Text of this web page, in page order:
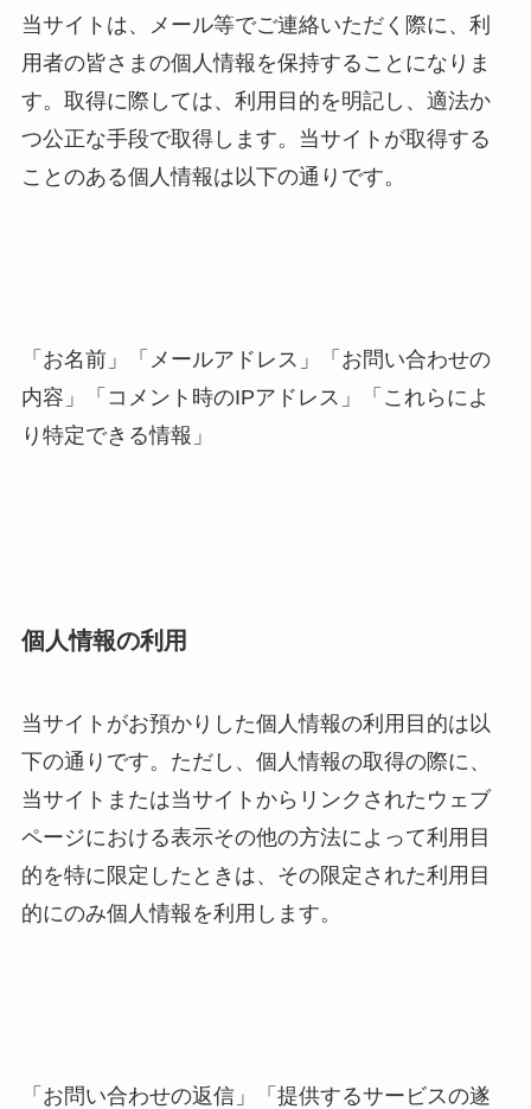
当サイトは、メール等でご連絡いただく際に、利
用者の皆さまの個人情報を保持することになりま
す。取得に際しては、利用目的を明記し、適法か
つ公正な手段で取得します。当サイトが取得する
ことのある個人情報は以下の通りです。
「お名前」「メールアドレス」「お問い合わせの
内容」「コメント時のIPアドレス」「これらによ
り特定できる情報」
個人情報の利用
当サイトがお預かりした個人情報の利用目的は以
下の通りです。ただし、個人情報の取得の際に、
当サイトまたは当サイトからリンクされたウェブ
ページにおける表示その他の方法によって利用目
的を特に限定したときは、その限定された利用目
的にのみ個人情報を利用します。
「お問い合わせの返信」「提供するサービスの遂